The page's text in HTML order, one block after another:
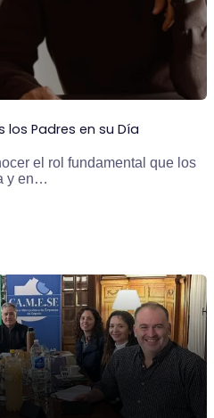
los Padres en su Día
el rol fundamental que los
y en…